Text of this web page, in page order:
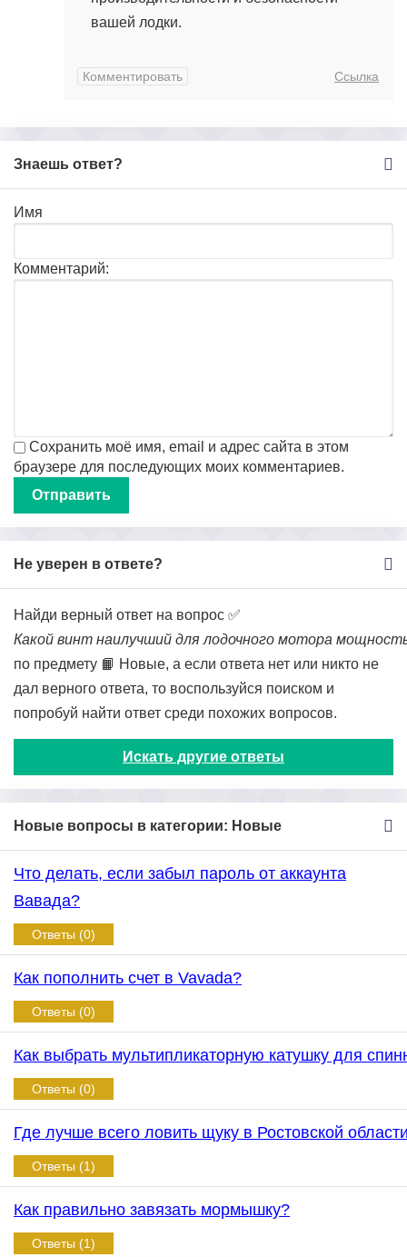
вашей лодки.
Комментировать Ссылка
Знаешь ответ?
Имя
Комментарий:
Сохранить моё имя, email и адрес сайта в этом
браузере для последующих моих комментариев.
Не уверен в ответе?
Найди верный ответ на вопрос ✅
Какой винт наилучший для лодочного мотора
по предмету 📙 Новые, а если ответа нет или никто не
дал верного ответа, то воспользуйся поиском и
попробуй найти ответ среди похожих вопросов.
Искать другие ответы
Новые вопросы в категории: Новые
Что делать, если забыл пароль от аккаунта
Вавада?
Ответы (0)
Как пополнить счет в Vavada?
Ответы (0)
Как выбрать мультипликаторную катушку для
Ответы (0)
Где лучше всего ловить щуку в Ростовской
Ответы (1)
Как правильно завязать мормышку?
Ответы (1)